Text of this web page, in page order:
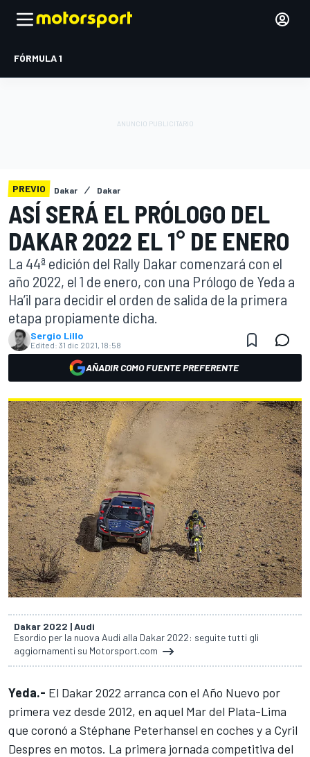
FÓRMULA 1
PREVIO Dakar Dakar
ASÍ SERÁ EL PRÓLOGO DEL
DAKAR 2022 EL 1° DE ENERO
La 44ª edición del Rally Dakar comenzará con el
año 2022, el 1 de enero, con una Prólogo de Yeda a
Ha’il para decidir el orden de salida de la primera
etapa propiamente dicha.
Sergio Lillo
Edited: 31 dic 2021, 18:58
AÑADIR COMO FUENTE PREFERENTE
Dakar 2022 | Audi
Esordio per la nuova Audi alla Dakar 2022: seguite tutti gli
aggiornamenti su Motorsport.com
Yeda.- El Dakar 2022 arranca con el Año Nuevo por
primera vez desde 2012, en aquel Mar del Plata-Lima
que coronó a Stéphane Peterhansel en coches y a Cyril
Despres en motos. La primera jornada competitiva del